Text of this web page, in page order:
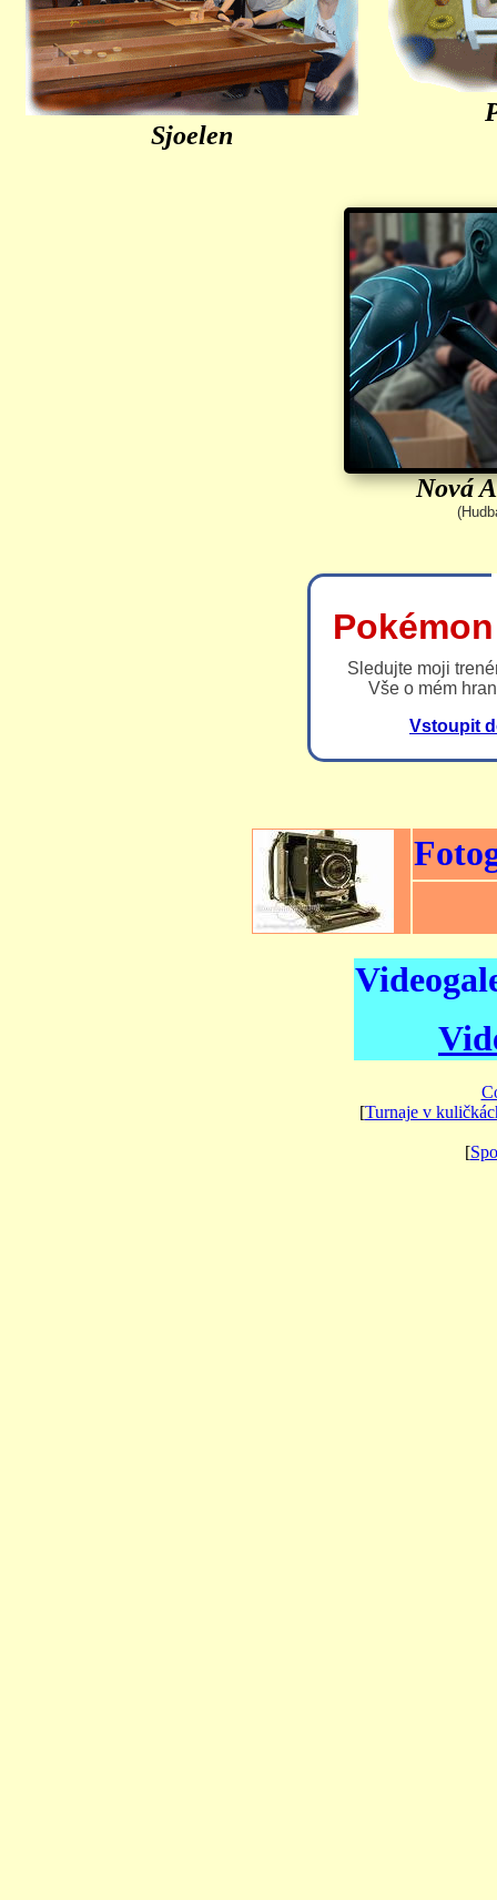
Sjoelen
Nová
Sledujte moji
Vše o mém
Vstoupit
[Turnaje v
[